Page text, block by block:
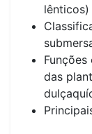
lênticos)
das